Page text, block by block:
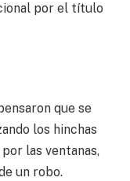
por el título
que se
los hinchas
las ventanas,
un robo.